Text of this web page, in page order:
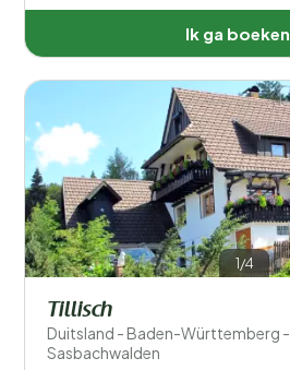
Voorzieningen
Wellness
Ik ga boeken
1/4
Tillisch
Duitsland - Baden-Württemberg -
Sasbachwalden